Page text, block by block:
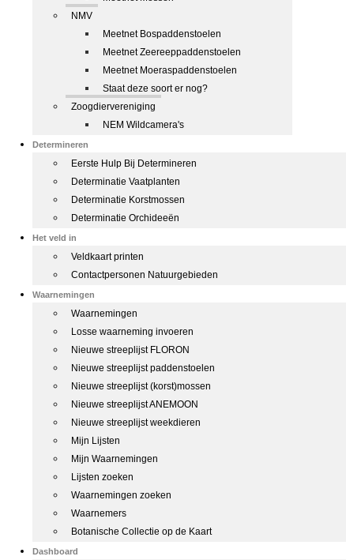
NMV
Meetnet Bospaddenstoelen
Meetnet Zeereeppaddenstoelen
Meetnet Moeraspaddenstoelen
Staat deze soort er nog?
Zoogdiervereniging
NEM Wildcamera's
Determineren
Eerste Hulp Bij Determineren
Determinatie Vaatplanten
Determinatie Korstmossen
Determinatie Orchideeën
Het veld in
Veldkaart printen
Contactpersonen Natuurgebieden
Waarnemingen
Waarnemingen
Losse waarneming invoeren
Nieuwe streeplijst FLORON
Nieuwe streeplijst paddenstoelen
Nieuwe streeplijst (korst)mossen
Nieuwe streeplijst ANEMOON
Nieuwe streeplijst weekdieren
Mijn Lijsten
Mijn Waarnemingen
Lijsten zoeken
Waarnemingen zoeken
Waarnemers
Botanische Collectie op de Kaart
Dashboard